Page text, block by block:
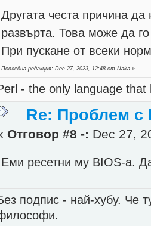
Другата честа причина
развърта. Това може да
При пускане от всеки
Последна редакция: Dec 27, 2023, 12:48 от Naka »
- the only language
Re: Проблем с
Отговор #8 -: Dec 27,
Еми ресетни му BIOS-а.
подпис - най-хубу. Че